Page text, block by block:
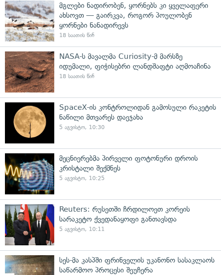
მგლები ნადირობენ, ყორნებს კი ყველაფერი
ახსოვთ — გაირკვა, როგორ პოულობენ
ყორნები ნანადირევს
18 საათის წინ
NASA-ს მავალმა Curiosity-მ მარსზე
იდუმალი, ფიჭისებრი ლანდშაფტი აღმოაჩინა
18 საათის წინ
SpaceX-ის კონტროლიდან გამოსული რაკეტის
ნაწილი მთვარეს დაეჯახა
5 აგვისტო, 10:30
მეცნიერებმა პირველი ფოტონური დროის
კრისტალი შექმნეს
5 აგვისტო, 10:25
Reuters: რუსეთში ჩრდილოეთ კორეის
სარაკეტო ქვედანაყოფი განთავსდა
5 აგვისტო, 10:11
სეს-მა კასპში ფრინველის უკანონო სასაკლაოს
საწარმოო პროცესი შეუჩერა